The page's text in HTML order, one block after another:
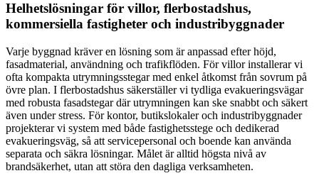
Helhetslösningar för villor, flerbostadshus,
kommersiella fastigheter och industribyggnader
Varje byggnad kräver en lösning som är anpassad efter höjd,
fasadmaterial, användning och trafikflöden. För villor installerar vi
ofta kompakta utrymningsstegar med enkel åtkomst från sovrum på
övre plan. I flerbostadshus säkerställer vi tydliga evakueringsvägar
med robusta fasadstegar där utrymningen kan ske snabbt och säkert
även under stress. För kontor, butikslokaler och industribyggnader
projekterar vi system med både fastighetsstege och dedikerad
evakueringsväg, så att servicepersonal och boende kan använda
separata och säkra lösningar. Målet är alltid högsta nivå av
brandsäkerhet, utan att störa den dagliga verksamheten.